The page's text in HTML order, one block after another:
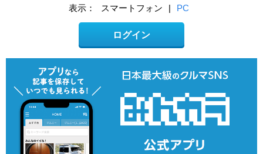
表示： スマートフォン | PC
ログイン